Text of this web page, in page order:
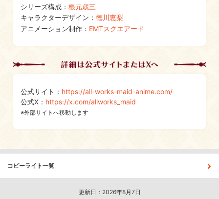
シリーズ構成： 根元歳三
キャラクターデザイン： 徳川恵梨
アニメーション制作： EMTスクエアード
公式サイト： https://all-works-maid-anime.com/
公式X： https://x.com/allworks_maid
※外部サイトへ移動します
コピーライト一覧
更新日：2026年8月7日